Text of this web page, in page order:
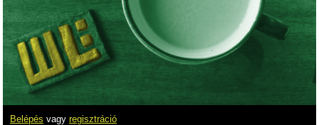
Belépés vagy regisztráció